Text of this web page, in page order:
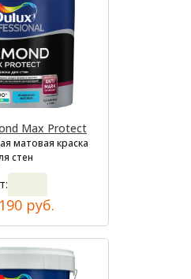
Max Protect
матовая краска
стен
руб.